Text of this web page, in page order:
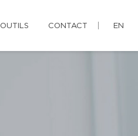
OUTILS CONTACT EN